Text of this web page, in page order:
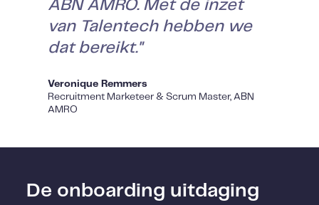
ABN AMRO. Met de inzet
van Talentech hebben we
dat bereikt."
Veronique Remmers
Recruitment Marketeer & Scrum Master, ABN
AMRO
De onboarding uitdaging